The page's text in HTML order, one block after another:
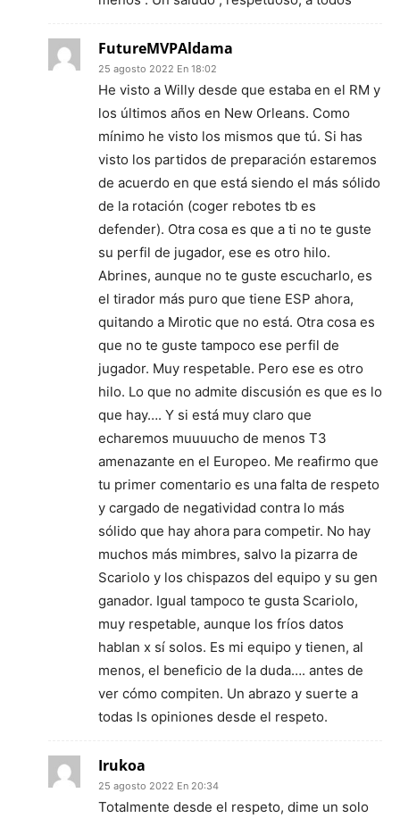
FutureMVPAldama
25 agosto 2022 En 18:02
He visto a Willy desde que estaba en el RM y
los últimos años en New Orleans. Como
mínimo he visto los mismos que tú. Si has
visto los partidos de preparación estaremos
de acuerdo en que está siendo el más sólido
de la rotación (coger rebotes tb es
defender). Otra cosa es que a ti no te guste
su perfil de jugador, ese es otro hilo.
Abrines, aunque no te guste escucharlo, es
el tirador más puro que tiene ESP ahora,
quitando a Mirotic que no está. Otra cosa es
que no te guste tampoco ese perfil de
jugador. Muy respetable. Pero ese es otro
hilo. Lo que no admite discusión es que es lo
que hay…. Y si está muy claro que
echaremos muuuucho de menos T3
amenazante en el Europeo. Me reafirmo que
tu primer comentario es una falta de respeto
y cargado de negatividad contra lo más
sólido que hay ahora para competir. No hay
muchos más mimbres, salvo la pizarra de
Scariolo y los chispazos del equipo y su gen
ganador. Igual tampoco te gusta Scariolo,
muy respetable, aunque los fríos datos
hablan x sí solos. Es mi equipo y tienen, al
menos, el beneficio de la duda…. antes de
ver cómo compiten. Un abrazo y suerte a
todas ls opiniones desde el respeto.
Irukoa
25 agosto 2022 En 20:34
Totalmente desde el respeto, dime un solo